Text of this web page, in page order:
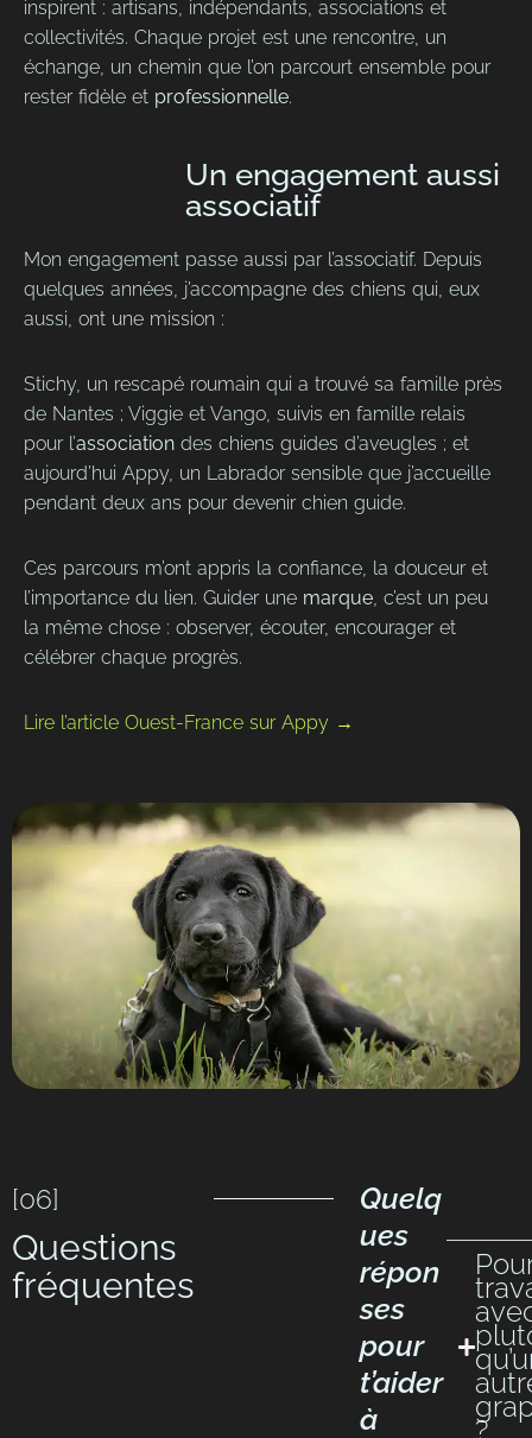
inspirent : artisans, indépendants, associations et
collectivités. Chaque projet est une rencontre, un
échange, un chemin que l’on parcourt ensemble pour
rester fidèle et professionnelle.
Un engagement aussi
associatif
Mon engagement passe aussi par l’associatif. Depuis
quelques années, j’accompagne des chiens qui, eux
aussi, ont une mission :
Stichy, un rescapé roumain qui a trouvé sa famille près
de Nantes ; Viggie et Vango, suivis en famille relais
pour l’association des chiens guides d’aveugles ; et
aujourd’hui Appy, un Labrador sensible que j’accueille
pendant deux ans pour devenir chien guide.
Ces parcours m’ont appris la confiance, la douceur et
l’importance du lien. Guider une marque, c’est un peu
la même chose : observer, écouter, encourager et
célébrer chaque progrès.
Lire l’article Ouest-France sur Appy →
[06]
Questions
fréquentes
Quelq
ues
répon
ses
pour
t’aider
à
?